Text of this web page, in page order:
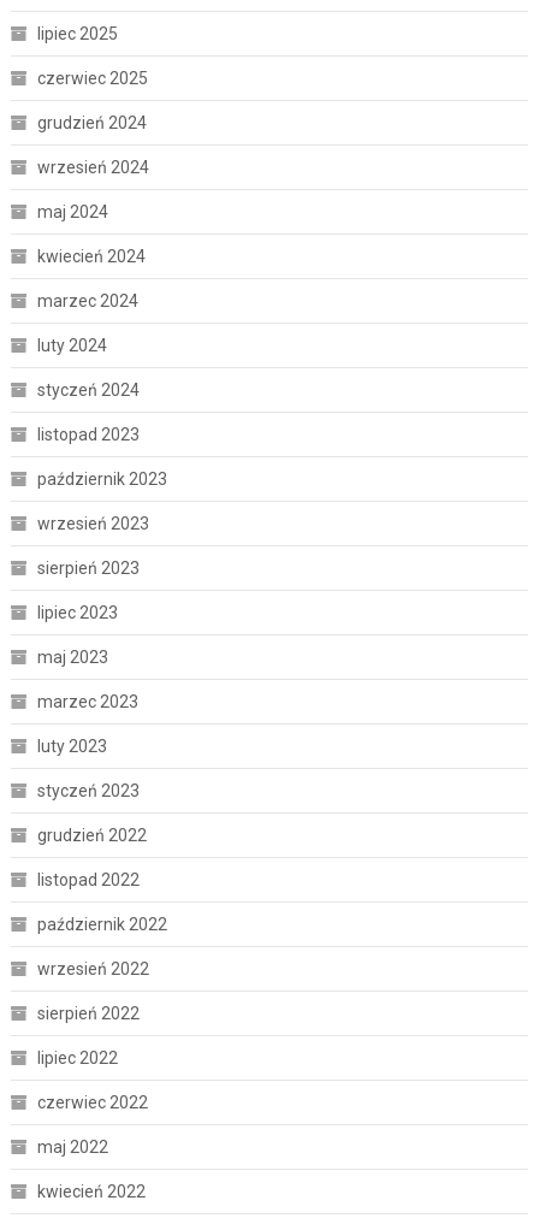
lipiec 2025
czerwiec 2025
grudzień 2024
wrzesień 2024
maj 2024
kwiecień 2024
marzec 2024
luty 2024
styczeń 2024
listopad 2023
październik 2023
wrzesień 2023
sierpień 2023
lipiec 2023
maj 2023
marzec 2023
luty 2023
styczeń 2023
grudzień 2022
listopad 2022
październik 2022
wrzesień 2022
sierpień 2022
lipiec 2022
czerwiec 2022
maj 2022
kwiecień 2022